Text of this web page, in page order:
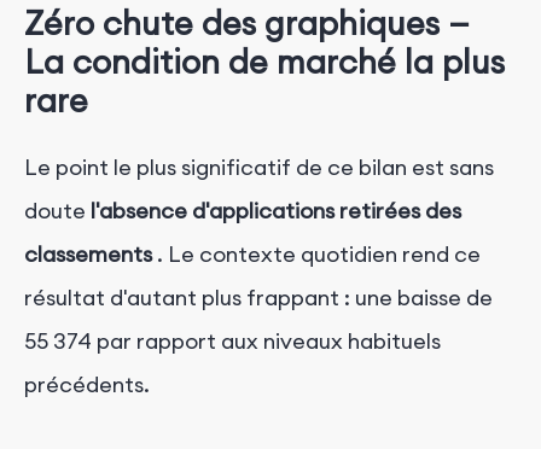
Zéro chute des graphiques —
La condition de marché la plus
rare
Le point le plus significatif de ce bilan est sans
doute l'absence d'applications retirées des
classements. Le contexte quotidien rend ce
résultat d'autant plus frappant : une baisse de
55 374 par rapport aux niveaux habituels
précédents.